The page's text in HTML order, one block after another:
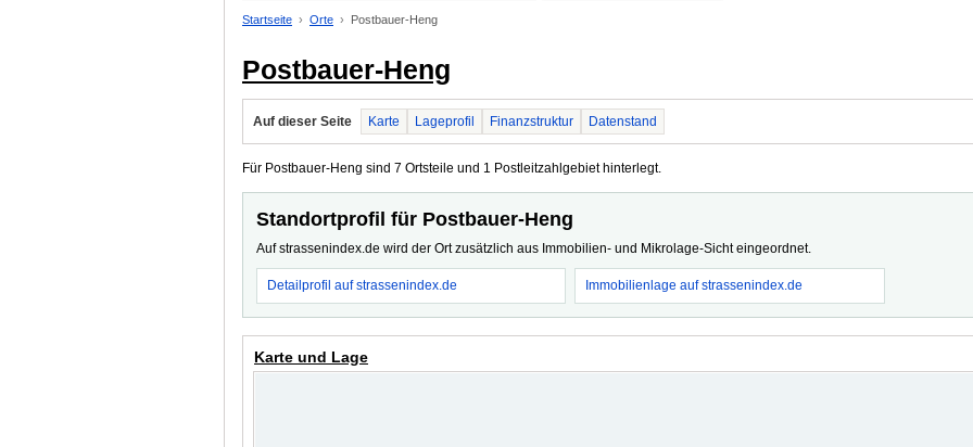
Startseite Orte Postbauer-Heng
Postbauer-Heng
Auf dieser Seite Karte Lageprofil Finanzstruktur Datenstand
Für Postbauer-Heng sind 7 Ortsteile und 1 Postleitzahlgebiet hinterlegt.
Standortprofil für Postbauer-Heng
Auf strassenindex.de wird der Ort zusätzlich aus Immobilien- und Mikrolage-Sicht eingeordnet.
Detailprofil auf strassenindex.de Immobilienlage auf strassenindex.de
Karte und Lage